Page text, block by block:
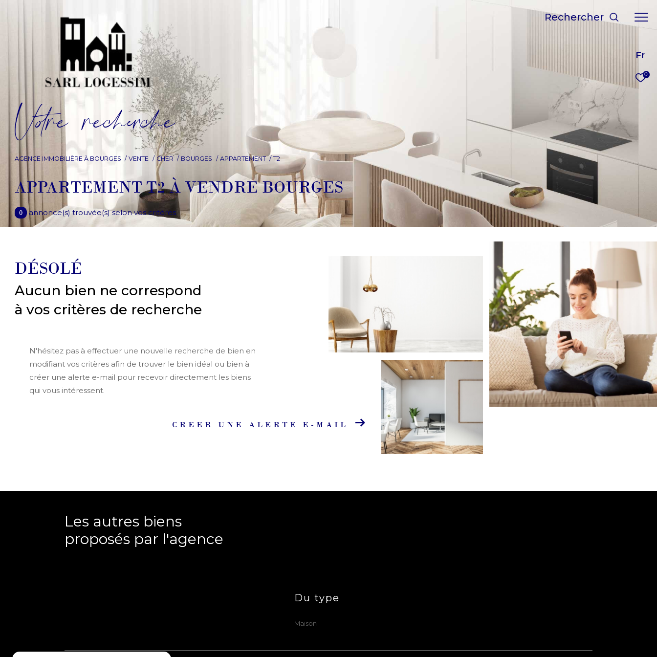
Fr
0
rechercher
Vore recece
AGENCE IMMOBILIÈRE À BOURGES VENTE CHER BOURGES APPARTEMENT T2
APPARTEMENT T2 À VENDRE BOURGES
0 annonce(s) trouvée(s) selon vos critères
DÉSOLÉ
Aucun bien ne correspond
à vos critères de recherche
N'hésitez pas à effectuer une nouvelle recherche de bien en
modifiant vos critères afin de trouver le bien idéal ou bien à
créer une alerte e-mail pour recevoir directement les biens
qui vous intéressent.
CREER UNE ALERTE E-MAIL
Les autres biens
proposés par l'agence
Du type
Maison